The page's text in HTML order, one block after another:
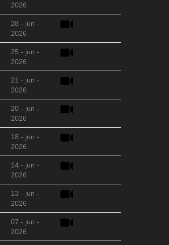
2026
28 - jun -
2026
25 - jun -
2026
21 - jun -
2026
20 - jun -
2026
18 - jun -
2026
14 - jun -
2026
13 - jun -
2026
07 - jun -
2026